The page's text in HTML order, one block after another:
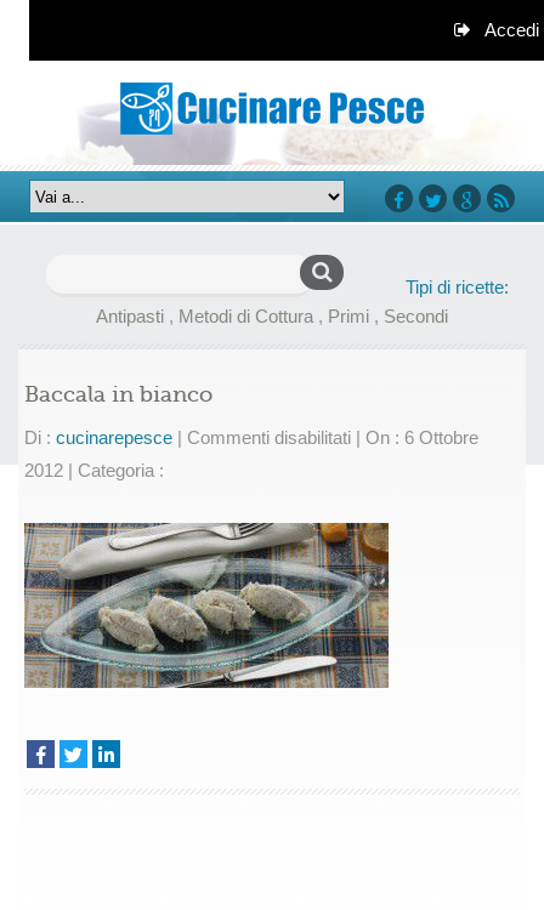
Accedi
Tipi di ricette:
Antipasti , Metodi di Cottura , Primi , Secondi
Baccala in bianco
Di : cucinarepesce | Commenti disabilitatisu
bianco
| On : 6 Ottobre
2012 | Categoria :